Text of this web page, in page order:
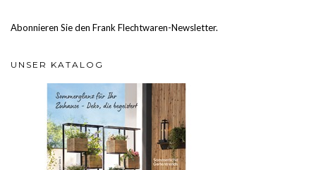
Abonnieren Sie den Frank Flechtwaren-Newsletter.
UNSER KATALOG